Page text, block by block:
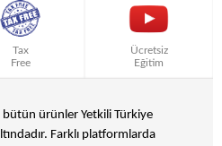
Tax
Free
Ücretsiz
Eğitim
bütün ürünler Yetkili Türkiye
Farklı platformlarda